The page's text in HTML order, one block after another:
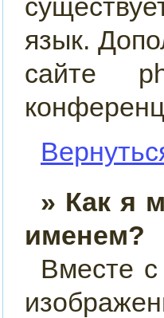
язык.
сайте
» Как я
именем?
Вместе с